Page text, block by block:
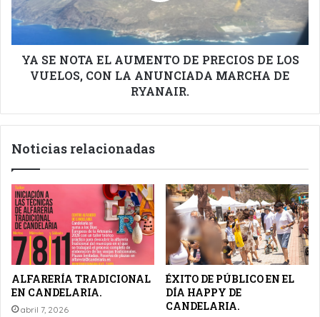
PRECIOS
DE
LOS
VUELOS,
CON
MARCHA
RYANAIR.
YA SE NOTA EL AUMENTO DE PRECIOS DE LOS
VUELOS, CON LA ANUNCIADA MARCHA DE
RYANAIR.
Noticias relacionadas
ALFARERÍA TRADICIONAL
EN CANDELARIA.
abril 7, 2026
ÉXITO DE PÚBLICO EN EL
DÍA HAPPY DE
CANDELARIA.